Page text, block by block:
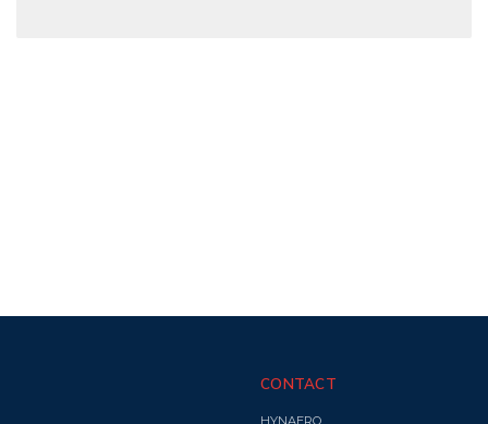
CONTACT
HYNAERO